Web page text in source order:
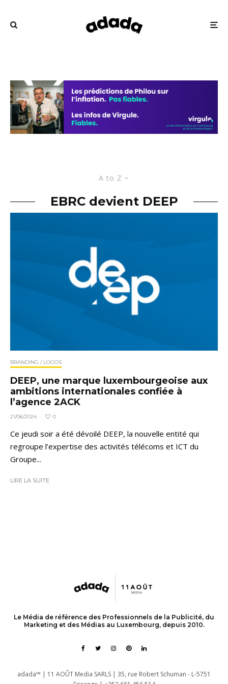
A to Z
EBRC devient DEEP
BRANDING / LOGOS
DEEP, une marque luxembourgeoise aux
ambitions internationales confiée à
l’agence 2ACK
21/06/2024 · 0
Ce jeudi soir a été dévoilé DEEP, la nouvelle entité qui
regroupe l’expertise des activités télécoms et ICT du
Groupe...
LIRE LA SUITE
Le Média de référence des Professionnels de la Publicité, du
Marketing et des Médias au Luxembourg, depuis 2010.
adada™ | 11 AOÛT Media SARLS | 35, rue Robert Schuman - L-5751